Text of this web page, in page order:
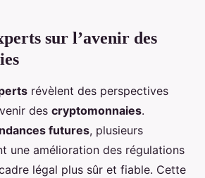
sur l’avenir des
révèlent des perspectives
des cryptomonnaies.
futures, plusieurs
une amélioration des régulations
légal plus sûr et fiable. Cette